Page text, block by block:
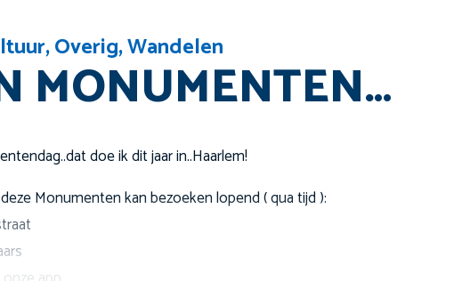
,Overig,Wandelen
MONUMENTEN…
doe ik dit jaar in..Haarlem!
Monumenten kan bezoeken lopend ( qua tijd ):